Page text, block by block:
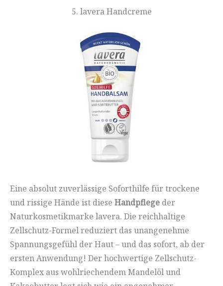
5. lavera Handcreme
Eine absolut zuverlässige Soforthilfe für trockene
und rissige Hände ist diese Handpflege der
Naturkosmetikmarke lavera. Die reichhaltige
Zellschutz-Formel reduziert das unangenehme
Spannungsgefühl der Haut – und das sofort, ab der
ersten Anwendung! Der hochwertige Zellschutz-
Komplex aus wohlriechendem Mandelöl und